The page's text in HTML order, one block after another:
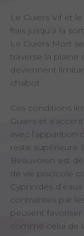
Le Guiers Vif et
frais jusqu’à la
Le Guiers Mort
traverse la plaine
deviennent
chabot.
Ces conditions
Guiers et
avec
reste supérieure
Beauvoisin est
de vie piscicole
Cyprinidés
contraintes par
peuvent
comme celui de